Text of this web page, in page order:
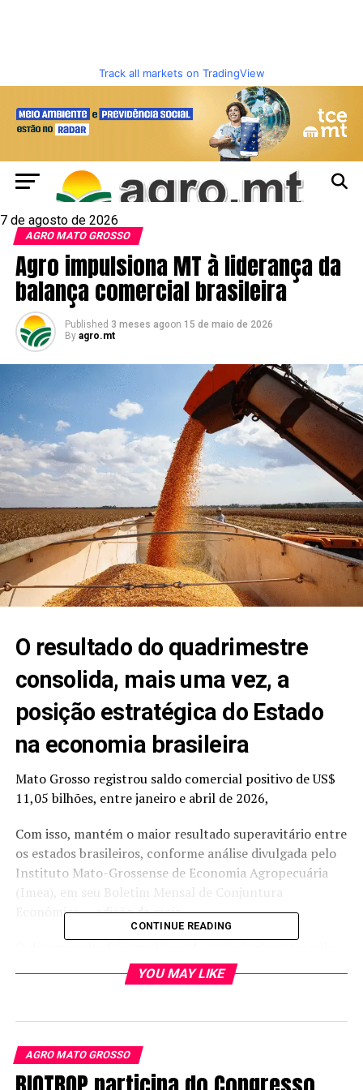
Track all markets on TradingView
7 de agosto de 2026
AGRO MATO GROSSO
Agro impulsiona MT à liderança da
balança comercial brasileira
Published 3 meses agoon 15 de maio de 2026
By agro.mt
O resultado do quadrimestre
consolida, mais uma vez, a
posição estratégica do Estado
na economia brasileira
Mato Grosso registrou saldo comercial positivo de US$
11,05 bilhões, entre janeiro e abril de 2026,
Com isso, mantém o maior resultado superavitário entre
os estados brasileiros, conforme análise divulgada pelo
Instituto Mato-Grossense de Economia Agropecuária
(Imea), em seu Boletim Mensal de Conjuntura
Econômica — edição de maio.
uma vez, a posição estratégica de Mato Grosso na
Isso porque, em 2025, o superávit comercial do Estado
CONTINUE READING
YOU MAY LIKE
AGRO MATO GROSSO